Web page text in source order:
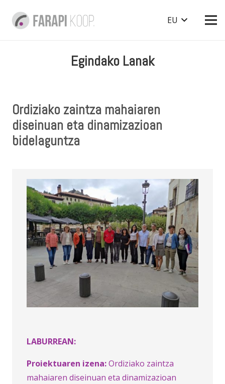
EU
Egindako Lanak
Ordiziako zaintza mahaiaren
diseinuan eta dinamizazioan
bidelaguntza
LABURREAN:
Proiektuaren izena:Ordiziako zaintza
mahaiaren diseinuan eta dinamizazioan